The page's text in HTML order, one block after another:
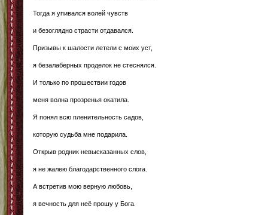
Тогда я упивался волей чувств
и безоглядно страсти отдавался.
Призывы к шалости летели с моих уст,
я безалаберных проделок не стеснялся.
И только по прошествии годов
меня волна прозренья окатила.
Я понял всю пленительность садов,
которую судьба мне подарила.
Открыв родник невысказанных слов,
я не жалею благодарственного слога.
А встретив мою верную любовь,
я вечность для неё прошу у Бога.